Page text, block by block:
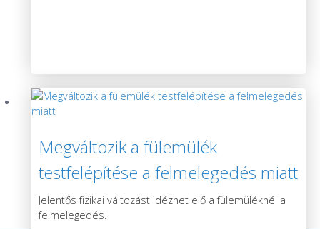
Megváltozik a fülemülék
testfelépítése a felmelegedés miatt
Jelentős fizikai változást idézhet elő a fülemüléknél a
felmelegedés.